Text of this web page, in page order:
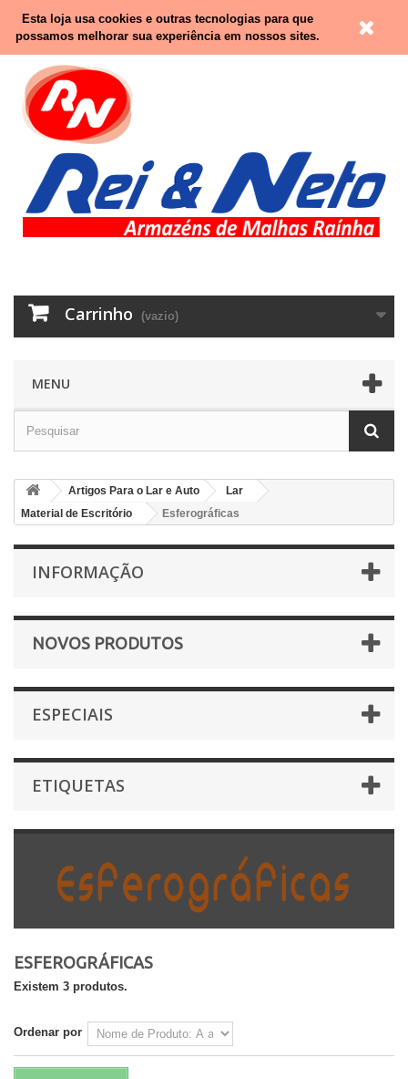
Contacte-nos
Carrinho (vazio)
MENU
Artigos Para o Lar e Auto
Lar
Material de Escritório
Esferográficas
INFORMAÇÃO
NOVOS PRODUTOS
ESPECIAIS
ETIQUETAS
ESFEROGRÁFICAS
Existem 3 produtos.
Ordenar por
Esta loja usa cookies e outras tecnologias para que
possamos melhorar sua experiência em nossos sites.